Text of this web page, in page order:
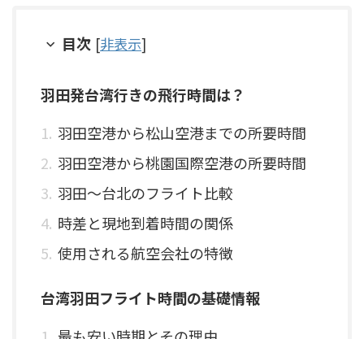
目次 [非表示]
羽田発台湾行きの飛行時間は？
羽田空港から松山空港までの所要時間
羽田空港から桃園国際空港の所要時間
羽田〜台北のフライト比較
時差と現地到着時間の関係
使用される航空会社の特徴
台湾羽田フライト時間の基礎情報